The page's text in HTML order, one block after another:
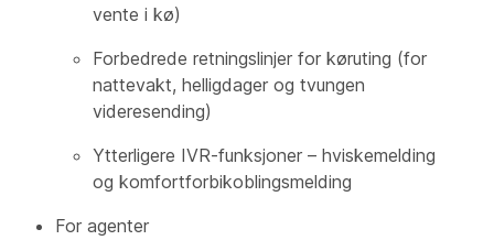
vente i kø)
Forbedrede retningslinjer for køruting (for
nattevakt, helligdager og tvungen
videresending)
Ytterligere IVR-funksjoner – hviskemelding
og komfortforbikoblingsmelding
For agenter